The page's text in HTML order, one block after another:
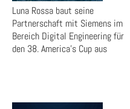
Luna Rossa baut seine
Partnerschaft mit Siemens im
Bereich Digital Engineering für
den 38. America’s Cup aus